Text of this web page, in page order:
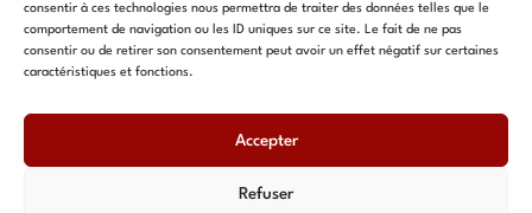
consentir à ces technologies nous permettra de traiter des données telles que le
comportement de navigation ou les ID uniques sur ce site. Le fait de ne pas
consentir ou de retirer son consentement peut avoir un effet négatif sur certaines
caractéristiques et fonctions.
Accepter
Refuser
Cubitainer
Bouchage
Politique de confidentialité